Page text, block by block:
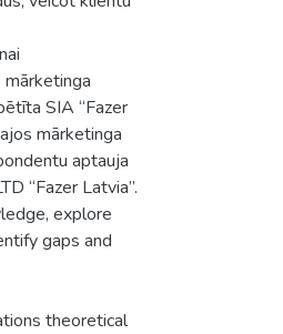
SIA “Fazer
mārketinga
aptauja
“Fazer Latvia”.
explore
gaps and
theoretical